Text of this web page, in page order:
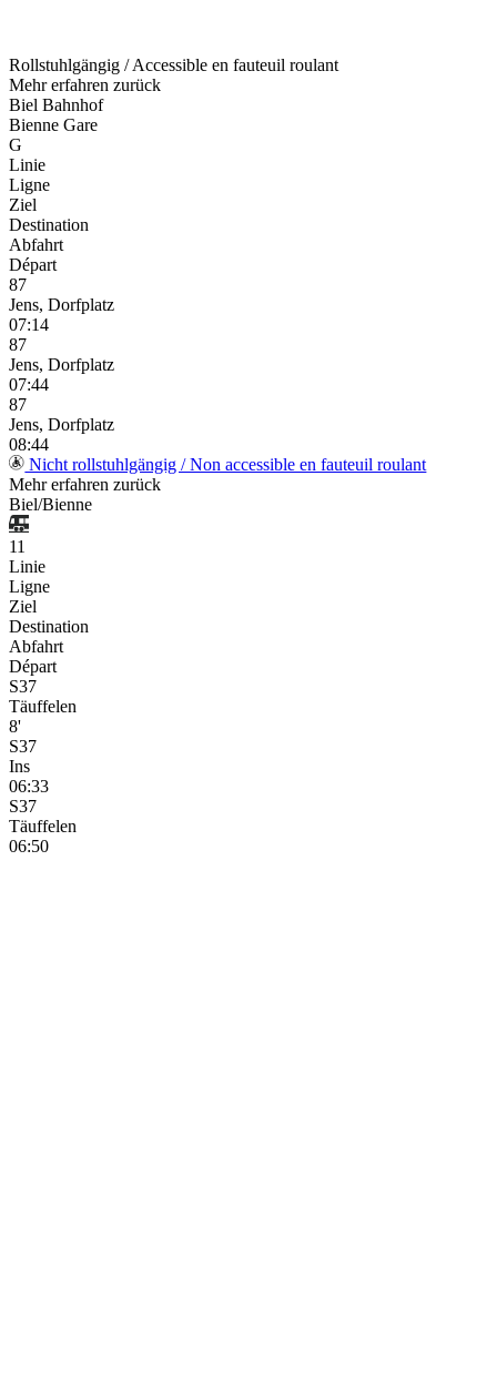
Rollstuhlgängig / Accessible en fauteuil roulant
Mehr erfahren zurück
Biel Bahnhof
Bienne Gare
G
Linie
Ligne
Ziel
Destination
Abfahrt
Départ
87
Jens, Dorfplatz
07:14
87
Jens, Dorfplatz
07:44
87
Jens, Dorfplatz
08:44
Nicht rollstuhlgängig / Non accessible en fauteuil roulant
Mehr erfahren zurück
Biel/Bienne
11
Linie
Ligne
Ziel
Destination
Abfahrt
Départ
S37
Täuffelen
8'
S37
Ins
06:33
S37
Täuffelen
06:50